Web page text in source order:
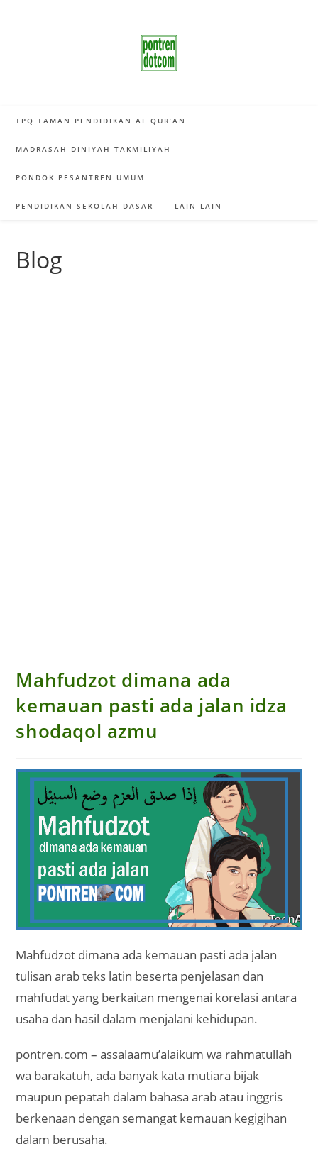
TPQ TAMAN PENDIDIKAN AL QUR’AN
MADRASAH DINIYAH TAKMILIYAH
PONDOK PESANTREN UMUM
PENDIDIKAN SEKOLAH DASAR LAIN LAIN
Blog
Mahfudzot dimana ada
kemauan pasti ada jalan idza
shodaqol azmu
Mahfudzot dimana ada kemauan pasti ada jalan
tulisan arab teks latin beserta penjelasan dan
mahfudat yang berkaitan mengenai korelasi antara
usaha dan hasil dalam menjalani kehidupan.
pontren.com – assalaamu’alaikum wa rahmatullah
wa barakatuh, ada banyak kata mutiara bijak
maupun pepatah dalam bahasa arab atau inggris
berkenaan dengan semangat kemauan kegigihan
dalam berusaha.